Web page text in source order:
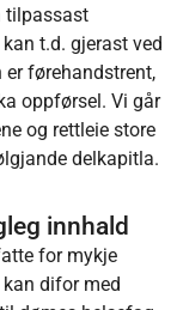
tilpassast
t.d. gjerast ved
førehandstrent,
oppførsel. Vi går
og rettleie store
delkapitla.
innhald
for mykje
difor med